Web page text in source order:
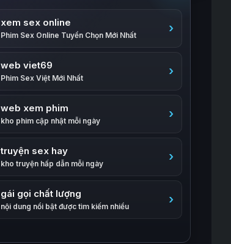
xem sex online
Phim Sex Online Tuyển Chọn Mới Nhất
web viet69
Phim Sex Việt Mới Nhất
web xem phim
kho phim cập nhật mỗi ngày
truyện sex hay
kho truyện hấp dẫn mỗi ngày
gái gọi chất lượng
nội dung nổi bật được tìm kiếm nhiều